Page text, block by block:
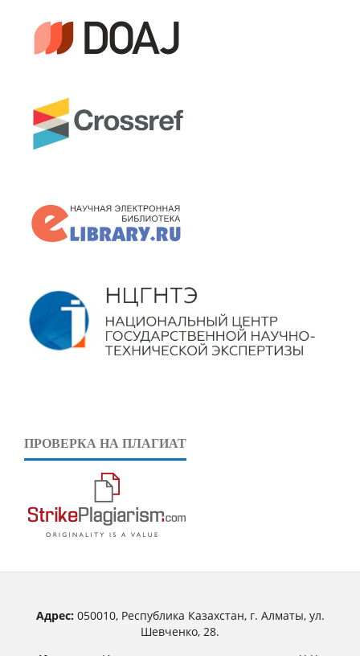
ПРОВЕРКА НА ПЛАГИАТ
Адрес:050010, Республика Казахстан, г. Алматы, ул.
Шевченко, 28.